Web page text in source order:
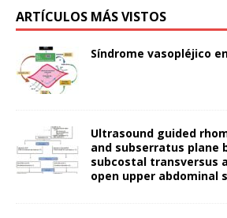
ARTÍCULOS MÁS VISTOS
Síndrome vasopléjico
Ultrasound guided
and subserratus plane
subcostal transversus
open upper abdominal